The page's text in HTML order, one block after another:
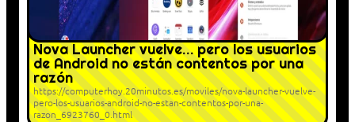
Nova Launcher vuelve… pero los usuarios
de Android no están contentos por una
razón
https://computerhoy.20minutos.es/moviles/nova-launcher-vuelve-
pero-los-usuarios-android-no-estan-contentos-por-una-
razon_6923760_0.html